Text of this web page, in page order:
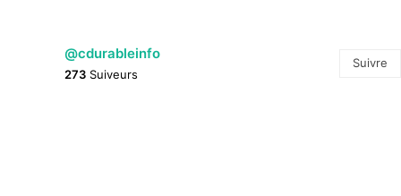
@cdurableinfo
273 Suiveurs
Suivre